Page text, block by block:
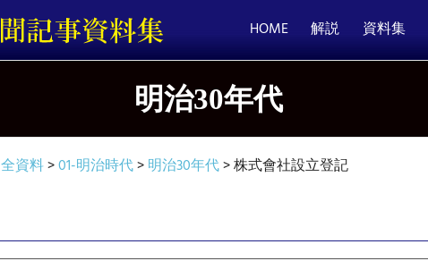
HOME 解説 資料集
明治30年代
全資料>01-明治時代>明治30年代>株式會社設立登記